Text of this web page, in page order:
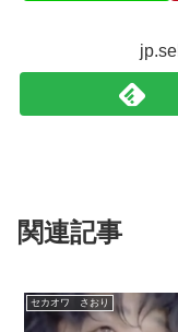
関連記事
セカオワ さおり